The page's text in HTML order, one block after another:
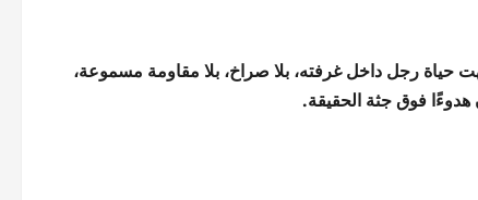
حياة رجل داخل غرفته، بلا صراخ، بلا مقاومة مسموعة،
فوق جثة الحقيقة.